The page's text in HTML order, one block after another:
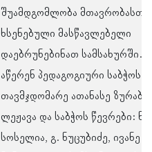
შუამდგომლობა
ხსენებული მასწავლებელი
დაებრუნებინათ სამსახურში.
აწერენ პედაგოგიური საბჭოს
თავმჯდომარე ათანასე
ლეჟავა და საბჭოს წევრები:
სოსელია, გ. ნუცუბიძე, ივანე